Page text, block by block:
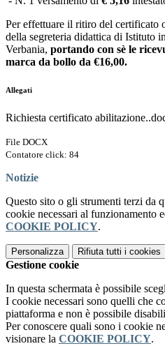
Per effettuare il ritiro del certificato
della segreteria didattica di Istituto
Verbania, portando con sè le
marca da bollo da €16,00.
Allegati
Richiesta certificato
File DOCX
Contatore click: 84
Notizie
Questo sito o gli strumenti terzi da
cookie necessari al funzionamento
COOKIE POLICY.
Personalizza Rifiuta tutti i cookies
Gestione cookie
In questa schermata è possibile
I cookie necessari sono quelli che
piattaforma e non è possibile
Per conoscere quali sono i cookie
visionare la COOKIE POLICY.